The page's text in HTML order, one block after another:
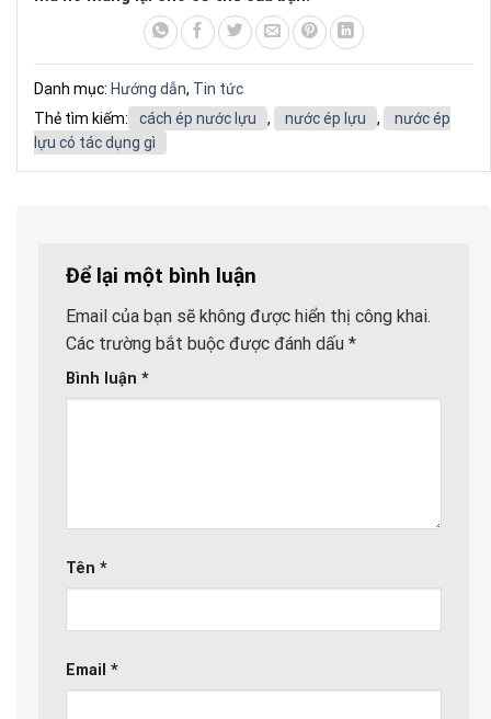
Danh mục: Hướng dẫn, Tin tức
Thẻ tìm kiếm:
cách ép nước lựu , nước ép lựu ,
nước ép
lựu có tác dụng gì
Để lại một bình luận
Email của bạn sẽ không được hiển thị công khai.
Các trường bắt buộc được đánh dấu *
Bình luận *
Tên *
Email *